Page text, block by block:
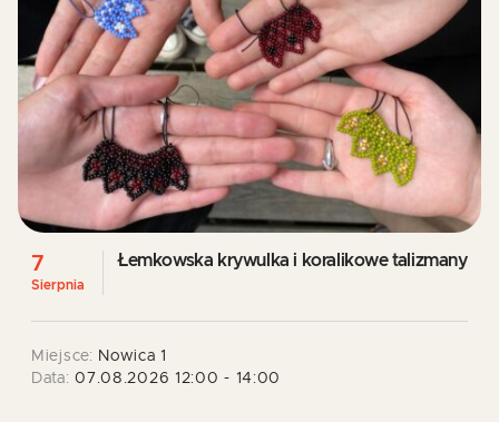
7
Sierpnia
Łemkowska krywulka i koralikowe talizmany
Miejsce: Nowica 1
Data: 07.08.2026 12:00 - 14:00